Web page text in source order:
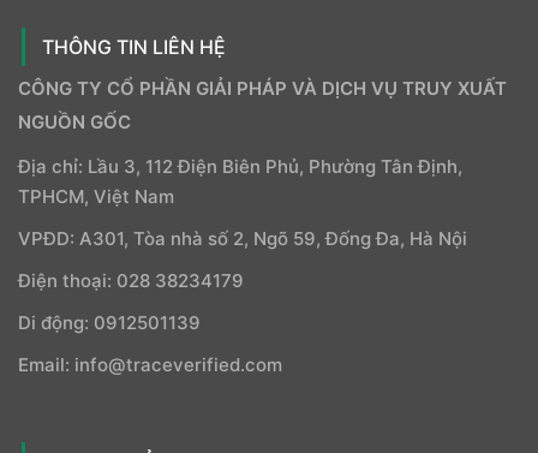
THÔNG TIN LIÊN HỆ
CÔNG TY CỔ PHẦN GIẢI PHÁP VÀ DỊCH VỤ TRUY XUẤT
NGUỒN GỐC
Địa chỉ: Lầu 3, 112 Điện Biên Phủ, Phường Tân Định,
TPHCM, Việt Nam
VPĐD: A301, Tòa nhà số 2, Ngõ 59, Đống Đa, Hà Nội
Điện thoại: 028 38234179
Di động: 0912501139
Email: info@traceverified.com